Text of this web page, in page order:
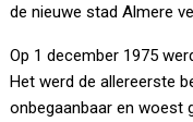
de nieuwe stad Almere
Op 1 december 1975
Het werd de allereerste
onbegaanbaar en woest